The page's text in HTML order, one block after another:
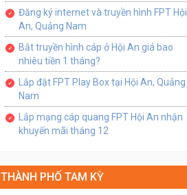
Đăng ký internet và truyền hình FPT Hội
An, Quảng Nam
Bắt truyền hình cáp ở Hội An giá bao
nhiêu tiền 1 tháng?
Lắp đặt FPT Play Box tại Hội An, Quảng
Nam
Lắp mạng cáp quang FPT Hội An nhận
khuyến mãi tháng 12
THÀNH PHỐ TAM KỲ